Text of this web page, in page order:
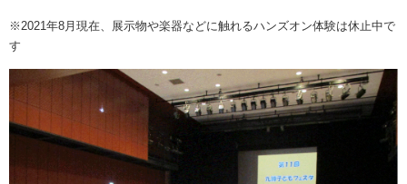
※2021年8月現在、展示物や楽器などに触れるハンズオン体験は休止中で
す